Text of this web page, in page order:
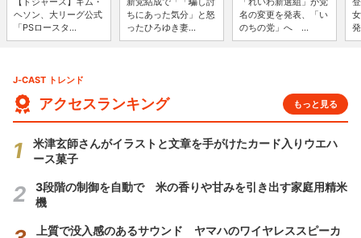
ヘソン、大リーグ公式
「PSロースタ...
ちにあった気分」と怒
ったひろゆき妻...
名の変更を発表、「い
のちの党」へ ...
J-CAST トレンド
アクセスランキング もっと見る
米津玄師さんがイラストと文章を手がけたカード入りウエハ
ース菓子
3段階の制御を自動で 米の香りや甘みを引き出す家庭用精米
機
上質で没入感のあるサウンド ヤマハのワイヤレススピーカ